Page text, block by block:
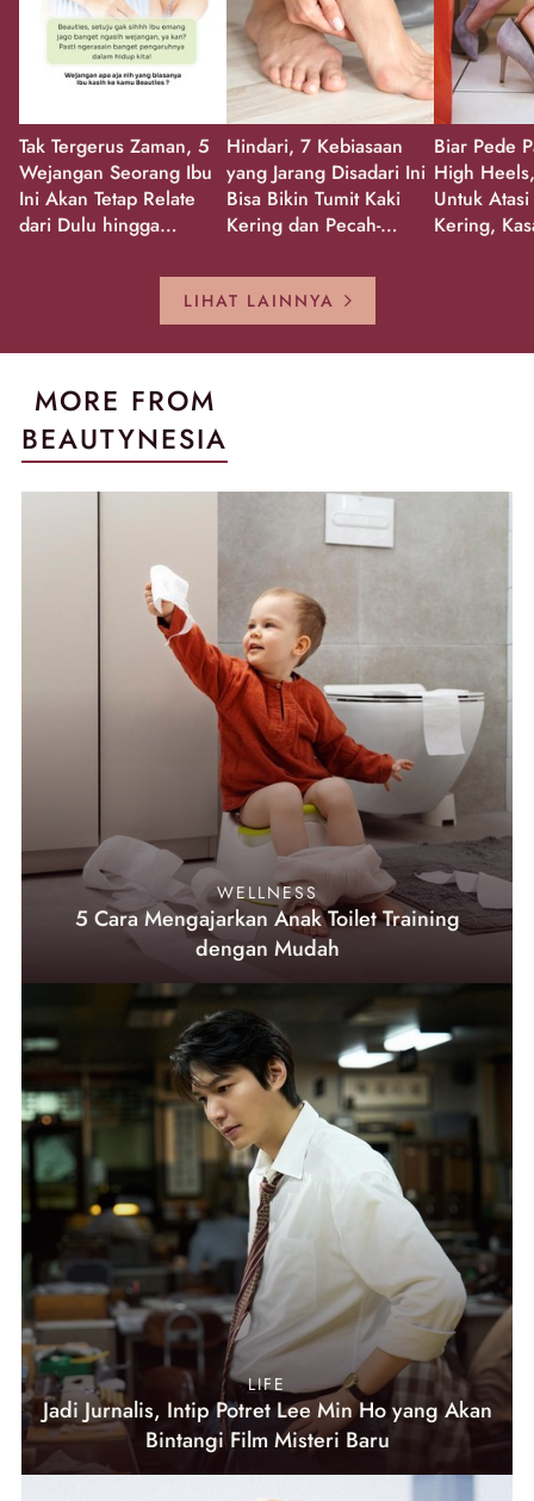
Tak Tergerus Zaman, 5
Wejangan Seorang Ibu
Ini Akan Tetap Relate
dari Dulu hingga
Hindari, 7 Kebiasaan
yang Jarang Disadari Ini
Bisa Bikin Tumit Kaki
Kering dan Pecah-
Biar Pede
High
Untuk
Kering,
LIHAT LAINNYA
MORE FROM
BEAUTYNESIA
WELLNESS
5 Cara Mengajarkan Anak Toilet Training
dengan Mudah
LIFE
Jadi Jurnalis, Intip Potret Lee Min Ho yang Akan
Bintangi Film Misteri Baru